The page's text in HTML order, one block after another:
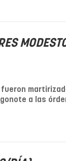
fueron
a las